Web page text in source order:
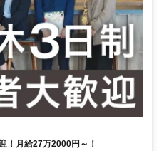
！月給27万2000円～！